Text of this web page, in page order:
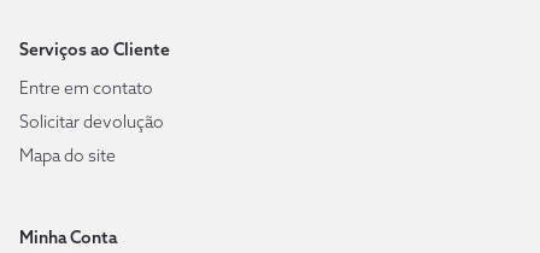
Serviços ao Cliente
Entre em contato
Solicitar devolução
Mapa do site
Minha Conta